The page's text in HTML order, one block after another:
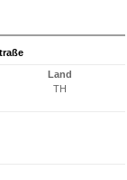
Land
TH